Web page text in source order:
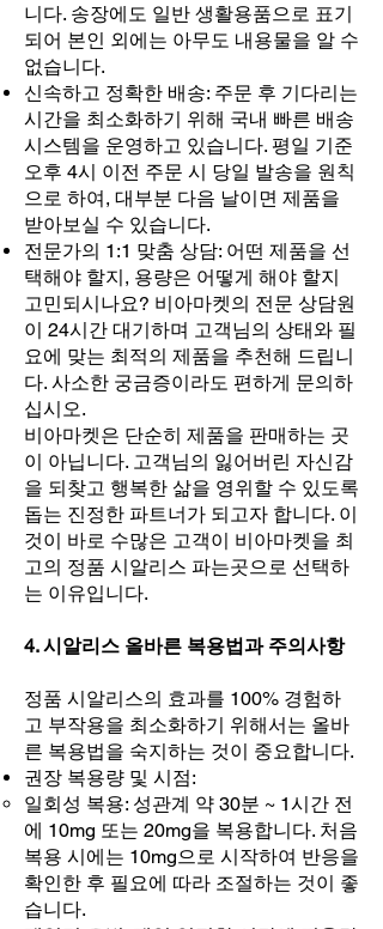
니다. 송장에도 일반 생활용품으로 표기
되어 본인 외에는 아무도 내용물을 알 수
없습니다.
신속하고 정확한 배송: 주문 후 기다리는
시간을 최소화하기 위해 국내 빠른 배송
시스템을 운영하고 있습니다. 평일 기준
오후 4시 이전 주문 시 당일 발송을 원칙
으로 하여, 대부분 다음 날이면 제품을
받아보실 수 있습니다.
전문가의 1:1 맞춤 상담: 어떤 제품을 선
택해야 할지, 용량은 어떻게 해야 할지
고민되시나요? 비아마켓의 전문 상담원
이 24시간 대기하며 고객님의 상태와 필
요에 맞는 최적의 제품을 추천해 드립니
다. 사소한 궁금증이라도 편하게 문의하
십시오.
비아마켓은 단순히 제품을 판매하는 곳
이 아닙니다. 고객님의 잃어버린 자신감
을 되찾고 행복한 삶을 영위할 수 있도록
돕는 진정한 파트너가 되고자 합니다. 이
것이 바로 수많은 고객이 비아마켓을 최
고의 정품 시알리스 파는곳으로 선택하
는 이유입니다.
4. 시알리스 올바른 복용법과 주의사항
정품 시알리스의 효과를 100% 경험하
고 부작용을 최소화하기 위해서는 올바
른 복용법을 숙지하는 것이 중요합니다.
권장 복용량 및 시점:
일회성 복용: 성관계 약 30분 ~ 1시간 전
에 10mg 또는 20mg을 복용합니다. 처음
복용 시에는 10mg으로 시작하여 반응을
확인한 후 필요에 따라 조절하는 것이 좋
습니다.